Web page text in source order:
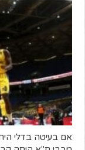
אם בעיטה בדלי